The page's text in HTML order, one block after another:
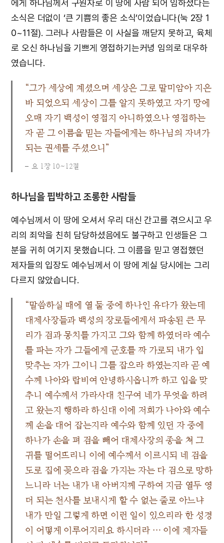
에게 하나님께서 구원자로 이 땅에 사람 되어 임하셨다는
소식은 더없이 ‘큰 기쁨의 좋은 소식’이었습니다(눅 2장 1
0~11절). 그러나 사람들은 이 사실을 깨닫지 못하고, 육체
로 오신 하나님을 기쁘게 영접하기는커녕 임의로 대우하
였습니다.
“그가 세상에 계셨으며 세상은 그로 말미암아 지은
바 되었으되 세상이 그를 알지 못하였고 자기 땅에
오매 자기 백성이 영접지 아니하였으나 영접하는
자 곧 그 이름을 믿는 자들에게는 하나님의 자녀가
되는 권세를 주셨으니”
요 1장 10~12절
하나님을 핍박하고 조롱한 사람들
예수님께서 이 땅에 오셔서 우리 대신 간고를 겪으시고 우
리의 죄악을 친히 담당하셨음에도 불구하고 인생들은 그
분을 귀히 여기지 못했습니다. 그 이름을 믿고 영접했던
제자들의 입장도 예수님께서 이 땅에 계실 당시에는 그리
다르지 않았습니다.
“말씀하실 때에 열 둘 중에 하나인 유다가 왔는데
대제사장들과 백성의 장로들에게서 파송된 큰 무
리가 검과 몽치를 가지고 그와 함께 하였더라 예수
를 파는 자가 그들에게 군호를 짜 가로되 내가 입
맞추는 자가 그이니 그를 잡으라 하였는지라 곧 예
수께 나아와 랍비여 안녕하시옵니까 하고 입을 맞
추니 예수께서 가라사대 친구여 네가 무엇을 하려
고 왔는지 행하라 하신대 이에 저희가 나아와 예수
께 손을 대어 잡는지라 예수와 함께 있던 자 중에
하나가 손을 펴 검을 빼어 대제사장의 종을 쳐 그
귀를 떨어뜨리니 이에 예수께서 이르시되 네 검을
도로 집에 꽂으라 검을 가지는 자는 다 검으로 망하
느니라 너는 내가 내 아버지께 구하여 지금 열두 영
더 되는 천사를 보내시게 할 수 없는 줄로 아느냐
내가 만일 그렇게 하면 이런 일이 있으리라 한 성경
이 어떻게 이루어지리요 하시더라 … 이에 제자들